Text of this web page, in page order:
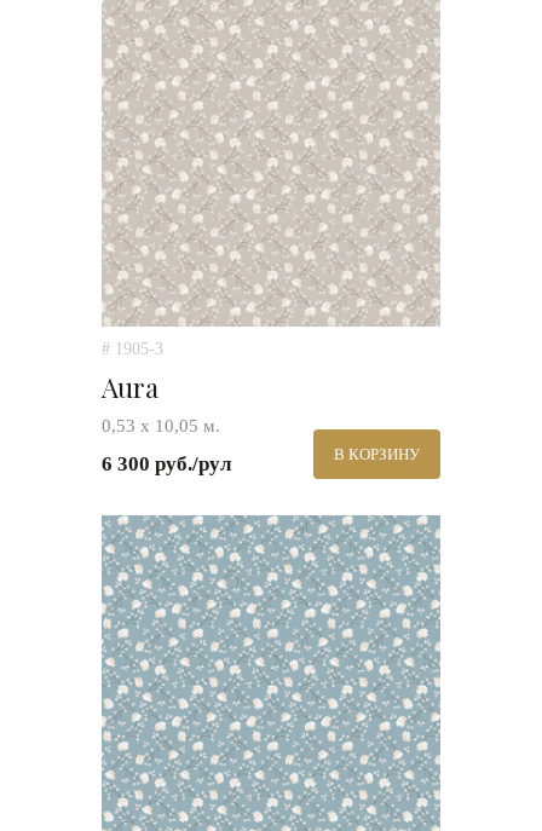
# 1905-3
Aura
0,53 х 10,05 м.
6 300 руб./рул В КОРЗИНУ